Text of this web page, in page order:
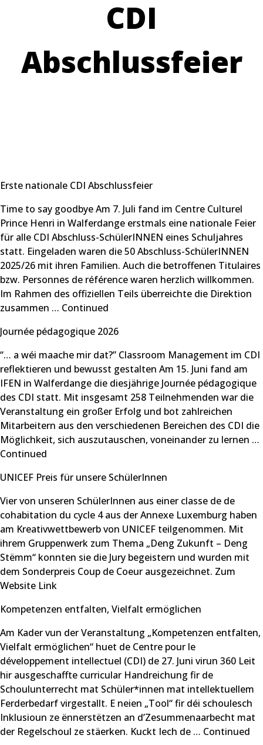
CDI
Abschlussfeier
Erste nationale CDI Abschlussfeier
Time to say goodbye Am 7. Juli fand im Centre Culturel
Prince Henri in Walferdange erstmals eine nationale Feier
für alle CDI Abschluss-SchülerINNEN eines Schuljahres
statt. Eingeladen waren die 50 Abschluss-SchülerINNEN
2025/26 mit ihren Familien. Auch die betroffenen Titulaires
bzw. Personnes de référence waren herzlich willkommen.
Im Rahmen des offiziellen Teils überreichte die Direktion
zusammen … Continued
Journée pédagogique 2026
“… a wéi maache mir dat?” Classroom Management im CDI
reflektieren und bewusst gestalten Am 15. Juni fand am
IFEN in Walferdange die diesjährige Journée pédagogique
des CDI statt. Mit insgesamt 258 Teilnehmenden war die
Veranstaltung ein großer Erfolg und bot zahlreichen
Mitarbeitern aus den verschiedenen Bereichen des CDI die
Möglichkeit, sich auszutauschen, voneinander zu lernen …
Continued
UNICEF Preis für unsere SchülerInnen
Vier von unseren SchülerInnen aus einer classe de de
cohabitation du cycle 4 aus der Annexe Luxemburg haben
am Kreativwettbewerb von UNICEF teilgenommen. Mit
ihrem Gruppenwerk zum Thema „Deng Zukunft – Deng
Stëmm“ konnten sie die Jury begeistern und wurden mit
dem Sonderpreis Coup de Coeur ausgezeichnet. Zum
Website Link
Kompetenzen entfalten, Vielfalt ermöglichen
Am Kader vun der Veranstaltung „Kompetenzen entfalten,
Vielfalt ermöglichen“ huet de Centre pour le
développement intellectuel (CDI) de 27. Juni virun 360 Leit
hir ausgeschaffte curricular Handreichung fir de
Schoulunterrecht mat Schüler*innen mat intellektuellem
Ferderbedarf virgestallt. E neien „Tool“ fir déi schoulesch
Inklusioun ze ënnerstëtzen an d’Zesummenaarbecht mat
der Regelschoul ze stäerken. Kuckt Iech de … Continued